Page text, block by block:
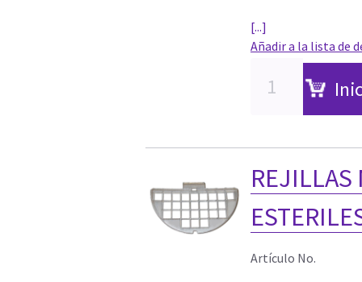
[...]
Añadir a la lista de
REJILLAS
Artículo No.